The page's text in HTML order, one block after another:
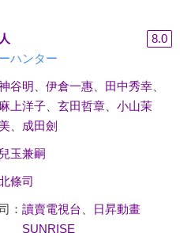
8.0
ハンター
谷明 伊倉一惠、 田中秀幸、
麻上洋子、 玄田哲章、 小山茉
美、 成田劍
兒玉兼嗣
條司
： 讀賣電視台
日昇動畫
SUNRISE